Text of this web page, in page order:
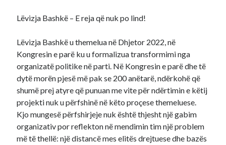
Lëvizja Bashkë – E reja që nuk po lind!
Lëvizja Bashkë u themelua në Dhjetor 2022, në
Kongresin e parë ku u formalizua transformimi nga
organizatë politike në parti. Në Kongresin e parë dhe të
dytë morën pjesë më pak se 200 anëtarë, ndërkohë që
shumë prej atyre që punuan me vite për ndërtimin e këtij
projekti nuk u përfshinë në këto proçese themeluese.
Kjo mungesë përfshirjeje nuk është thjesht një gabim
organizativ por reflekton në mendimin tim një problem
më të thellë: një distancë mes elitës drejtuese dhe bazës